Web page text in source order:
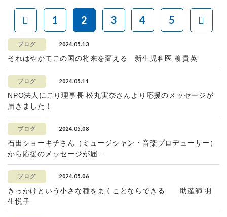
1 2 3 4 5
ブログ 2024.05.13
それはやがてこの国の将来を変える 新生児科医 柳貴英
ブログ 2024.05.11
NPO法人にこり理事長 松丸実奈さんより応援のメッセージが
届きました！
ブログ 2024.05.08
石田ショーキチさん（ミュージシャン・音楽プロデューサー）
から応援のメッセージが届...
ブログ 2024.05.06
きっかけという小さな種をまくことならできる 助産師 羽
生悦子